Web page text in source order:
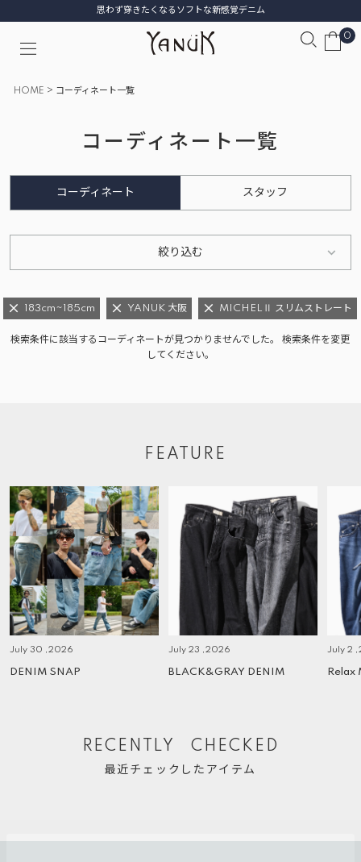
思わず穿きたくなるソフトな新感覚デニム
0
HOME コーディネート一覧
コーディネート一覧
コーディネート スタッフ
絞り込む
183cm~185cm YANUK 大阪 MICHELⅡ スリムストレート
検索条件に該当するコーディネートが見つかりませんでした。 検索条件を変更
してください。
FEATURE
July 30 ,2026
DENIM SNAP
July 23 ,2026
BLACK&GRAY DENIM
July 2
Relax
RECENTLY CHECKED
最近チェックしたアイテム